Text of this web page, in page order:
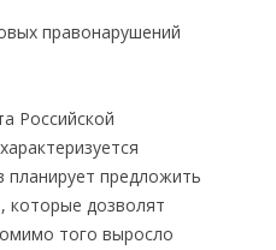
правонарушений
Российской
планирует предложить
которые дозволят
того выросло